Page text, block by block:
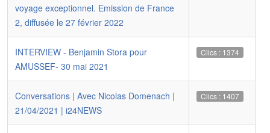
voyage exceptionnel. Emission de France
2, diffusée le 27 février 2022
INTERVIEW - Benjamin Stora pour
AMUSSEF- 30 mai 2021
Clics : 1374
Conversations | Avec Nicolas Domenach |
21/04/2021 | i24NEWS
Clics : 1407